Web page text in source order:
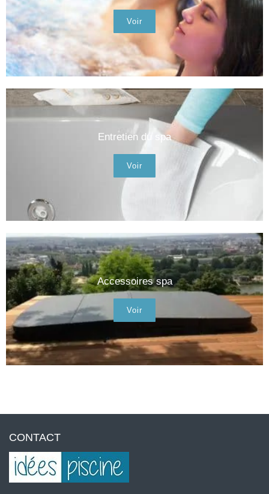
Voir
Entretien du spa
Voir
Accessoires spa
Voir
CONTACT